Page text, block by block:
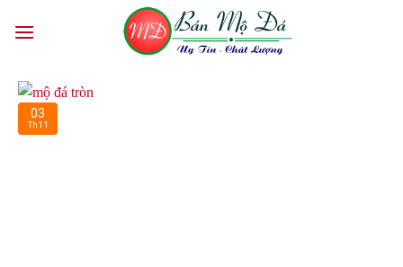
03
Th11